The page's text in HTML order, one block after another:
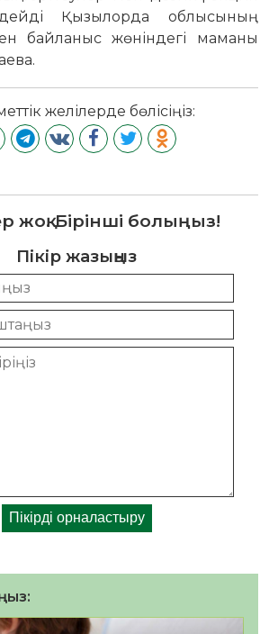
дейді Қызылорда облысының
байланыс жөніндегі маманы
желілерде бөлісіңіз:
жоқ. Бірінші болыңыз!
Пікір жазыңыз